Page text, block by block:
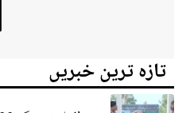
تازہ ترین خبریں